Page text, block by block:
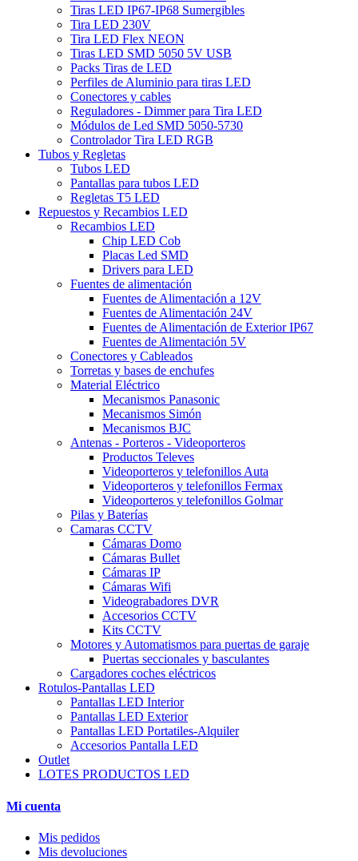
Tiras LED IP67-IP68 Sumergibles
Tira LED 230V
Tira LED Flex NEON
Tiras LED SMD 5050 5V USB
Packs Tiras de LED
Perfiles de Aluminio para tiras LED
Conectores y cables
Reguladores - Dimmer para Tira LED
Módulos de Led SMD 5050-5730
Controlador Tira LED RGB
Tubos y Regletas
Tubos LED
Pantallas para tubos LED
Regletas T5 LED
Repuestos y Recambios LED
Recambios LED
Chip LED Cob
Placas Led SMD
Drivers para LED
Fuentes de alimentación
Fuentes de Alimentación a 12V
Fuentes de Alimentación 24V
Fuentes de Alimentación de Exterior IP67
Fuentes de Alimentación 5V
Conectores y Cableados
Torretas y bases de enchufes
Material Eléctrico
Mecanismos Panasonic
Mecanismos Simón
Mecanismos BJC
Antenas - Porteros - Videoporteros
Productos Televes
Videoporteros y telefonillos Auta
Videoporteros y telefonillos Fermax
Videoporteros y telefonillos Golmar
Pilas y Baterías
Camaras CCTV
Cámaras Domo
Cámaras Bullet
Cámaras IP
Cámaras Wifi
Videograbadores DVR
Accesorios CCTV
Kits CCTV
Motores y Automatismos para puertas de garaje
Puertas seccionales y basculantes
Cargadores coches eléctricos
Rotulos-Pantallas LED
Pantallas LED Interior
Pantallas LED Exterior
Pantallas LED Portatiles-Alquiler
Accesorios Pantalla LED
Outlet
LOTES PRODUCTOS LED
Mi cuenta
Mis pedidos
Mis devoluciones